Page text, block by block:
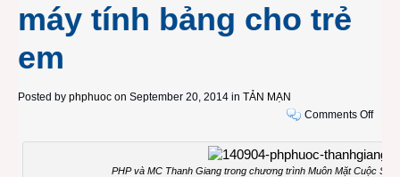
máy tính bảng cho trẻ
em
Posted by phphuoc on September 20, 2014 in TẢN MẠN
Comments Offon
nghe
talk
PHP và MC Thanh Giang trong chương trình Muôn Mặt Cuộc